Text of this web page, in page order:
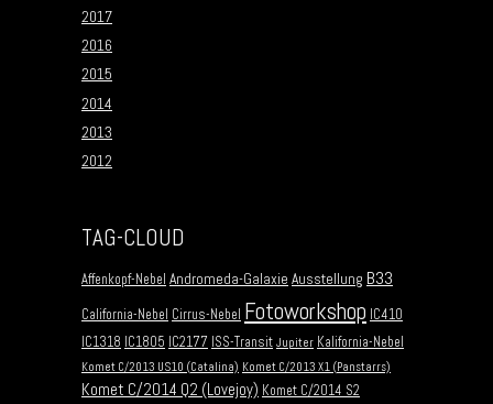
2017
2016
2015
2014
2013
2012
TAG-CLOUD
Affenkopf-Nebel Andromeda-Galaxie Ausstellung B33
California-Nebel Cirrus-Nebel Fotoworkshop IC410
IC1318 IC1805 IC2177 ISS-Transit Jupiter Kalifornia-Nebel
Komet C/2013 US10 (Catalina) Komet C/2013 X1 (Panstarrs)
Komet C/2014 Q2 (Lovejoy) Komet C/2014 S2